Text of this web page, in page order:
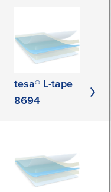
tesa® L-tape
8694